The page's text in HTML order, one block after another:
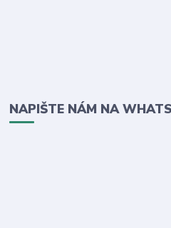
NAPIŠTE NÁM NA